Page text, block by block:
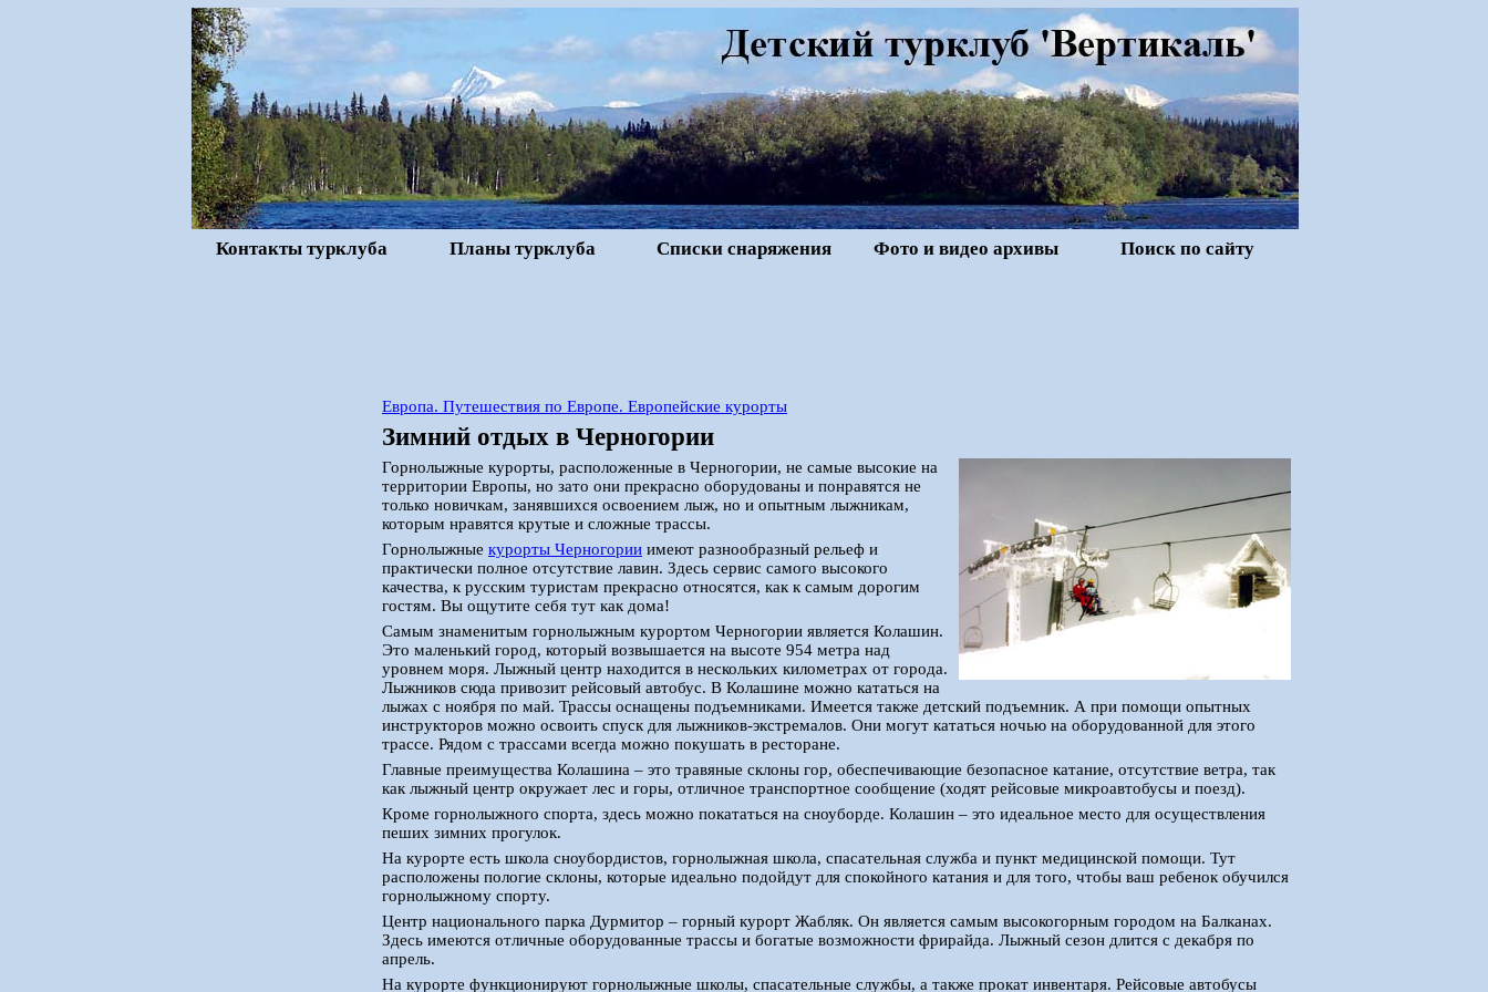
Контакты турклуба Планы турклуба Списки снаряжения Фото и видео архивы Поиск по сайту
Европа. Путешествия по Европе. Европейские курорты
Зимний отдых в Черногории
Горнолыжные курорты, расположенные в Черногории, не самые высокие на
территории Европы, но зато они прекрасно оборудованы и понравятся не
только новичкам, занявшихся освоением лыж, но и опытным лыжникам,
которым нравятся крутые и сложные трассы.
Горнолыжные курорты Черногории имеют разнообразный рельеф и
практически полное отсутствие лавин. Здесь сервис самого высокого
качества, к русским туристам прекрасно относятся, как к самым дорогим
гостям. Вы ощутите себя тут как дома!
Самым знаменитым горнолыжным курортом Черногории является Колашин.
Это маленький город, который возвышается на высоте 954 метра над
уровнем моря. Лыжный центр находится в нескольких километрах от города.
Лыжников сюда привозит рейсовый автобус. В Колашине можно кататься на
лыжах с ноября по май. Трассы оснащены подъемниками. Имеется также детский подъемник. А при помощи опытных
инструкторов можно освоить спуск для лыжников-экстремалов. Они могут кататься ночью на оборудованной для этого
трассе. Рядом с трассами всегда можно покушать в ресторане.
Главные преимущества Колашина – это травяные склоны гор, обеспечивающие безопасное катание, отсутствие ветра, так
как лыжный центр окружает лес и горы, отличное транспортное сообщение (ходят рейсовые микроавтобусы и поезд).
Кроме горнолыжного спорта, здесь можно покататься на сноуборде. Колашин – это идеальное место для осуществления
пеших зимних прогулок.
На курорте есть школа сноубордистов, горнолыжная школа, спасательная служба и пункт медицинской помощи. Тут
расположены пологие склоны, которые идеально подойдут для спокойного катания и для того, чтобы ваш ребенок обучился
горнолыжному спорту.
Центр национального парка Дурмитор – горный курорт Жабляк. Он является самым высокогорным городом на Балканах.
Здесь имеются отличные оборудованные трассы и богатые возможности фрирайда. Лыжный сезон длится с декабря по
апрель.
На курорте функционируют горнолыжные школы, спасательные службы, а также прокат инвентаря. Рейсовые автобусы